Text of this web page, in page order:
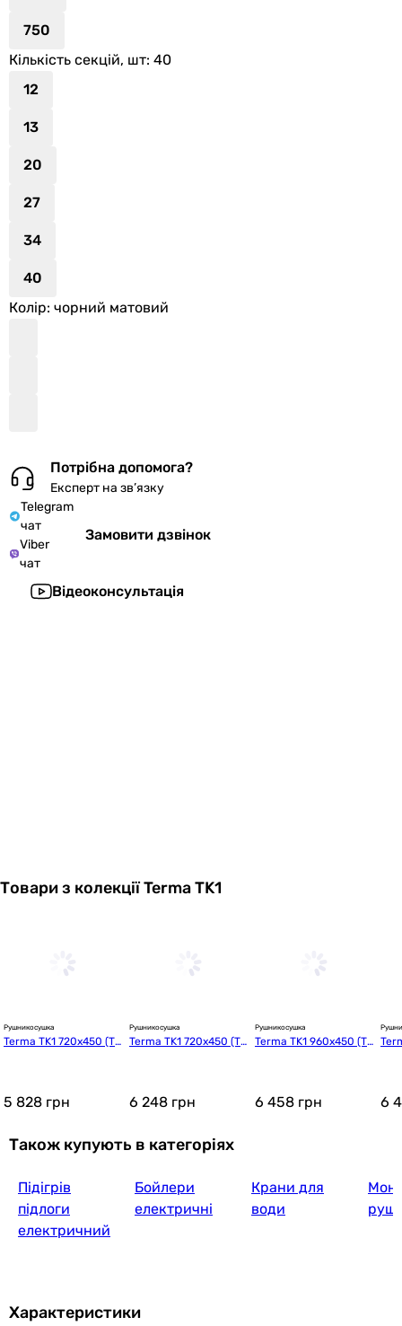
750
Кількість секцій, шт: 40
12
13
20
27
34
40
Колір: чорний матовий
Потрібна допомога?
Експерт на зв’язку
Telegram
чат
Viber
чат
Замовити дзвінок
Відеоконсультація
Товари з колекції Terma TK1
Рушникосушка
Terma TK1 720x450 (TG
5 828 грн
Рушникосушка
Terma TK1 720x450 (TG
6 248 грн
Рушникосушка
Terma TK1 960x450 (T
6 458 грн 6
Також купують в категоріях
Підігрів
підлоги
електричний
Бойлери
електричні
Крани для
води
Характеристики